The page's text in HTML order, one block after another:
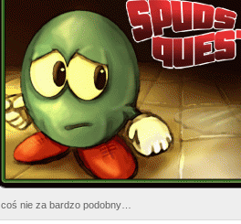
coś nie za bardzo podobny…